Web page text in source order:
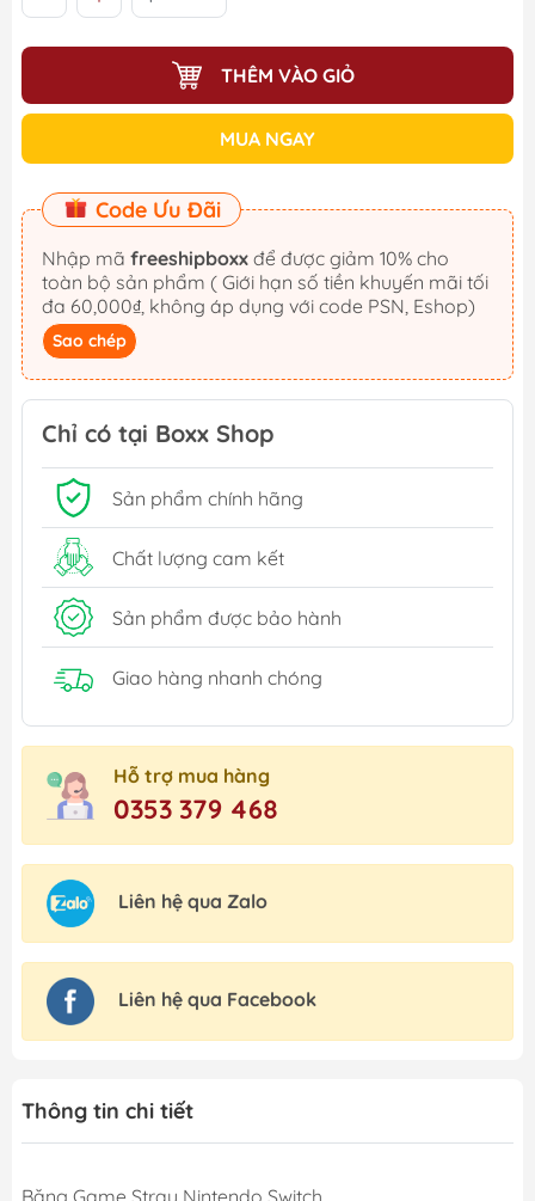
THÊM VÀO GIỎ
MUA NGAY
Code Ưu Đãi
Nhập mã freeshipboxx
toàn bộ sản phẩm ( Giới hạn số tiền khuyến mãi tối
đa 60,000₫, không áp dụng với code PSN, Eshop)
Sao chép
Chỉ có tại Boxx Shop
Sản phẩm chính hãng
Chất lượng cam kết
Sản phẩm được bảo hành
Giao hàng nhanh chóng
Hỗ trợ mua hàng
0353 379 468
Liên hệ qua Zalo
Liên hệ qua Facebook
Thông tin chi tiết